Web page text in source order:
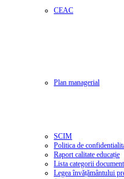
CEAC
Plan managerial
SCIM
Politica de
Raport calitate educație
Lista categorii
Legea învățământului